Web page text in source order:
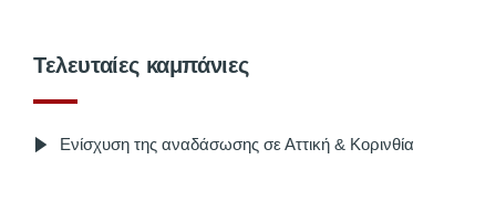
Τελευταίες καμπάνιες
Ενίσχυση της αναδάσωσης σε Αττική & Κορινθία